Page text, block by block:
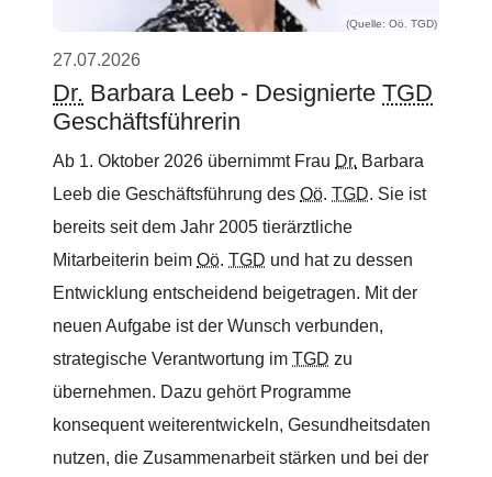
(Quelle: Oö. TGD)
27.07.2026
Dr. Barbara Leeb - Designierte TGD
Geschäftsführerin
Ab 1. Oktober 2026 übernimmt Frau Dr. Barbara
Leeb die Geschäftsführung des Oö. TGD. Sie ist
bereits seit dem Jahr 2005 tierärztliche
Mitarbeiterin beim Oö. TGD und hat zu dessen
Entwicklung entscheidend beigetragen. Mit der
neuen Aufgabe ist der Wunsch verbunden,
strategische Verantwortung im TGD zu
übernehmen. Dazu gehört Programme
konsequent weiterentwickeln, Gesundheitsdaten
nutzen, die Zusammenarbeit stärken und bei der